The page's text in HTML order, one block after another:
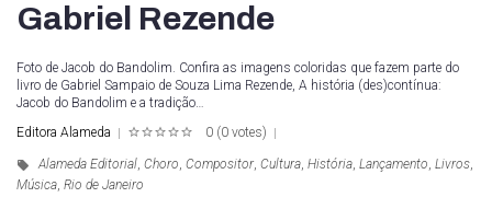
Gabriel Rezende
Foto de Jacob do Bandolim. Confira as imagens coloridas que fazem parte do
livro de Gabriel Sampaio de Souza Lima Rezende, A história (des)contínua:
Jacob do Bandolim e a tradição…
Editora Alameda
0 (0 votes)
Alameda Editorial, Choro, Compositor, Cultura, História, Lançamento, Livros,
Música, Rio de Janeiro